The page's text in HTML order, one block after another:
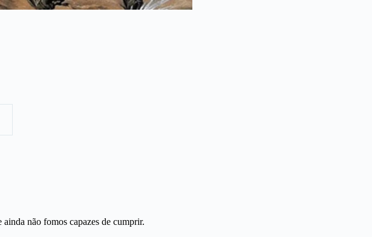
não fomos capazes de cumprir.